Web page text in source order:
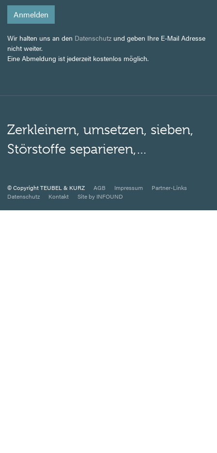
Wir halten uns an den Datenschutz und geben Ihre E-Mail Adresse
nicht weiter.
Eine Abmeldung ist jederzeit kostenlos möglich.
Zerkleinern, umsetzen, sieben,
Störstoffe separieren,…
© Copyright TEUBEL & KURZ AGB Impressum
Partner-Links
Datenschutz
Kontakt Site by INFOUND